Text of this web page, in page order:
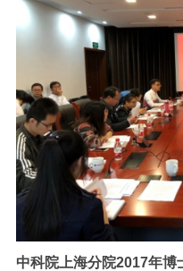
中科院上海分院2017年